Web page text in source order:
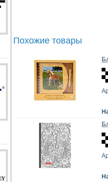
Похожие товары